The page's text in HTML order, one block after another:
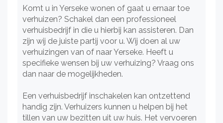
Komt u in Yerseke wonen of gaat u ernaar toe
verhuizen? Schakel dan een professioneel
verhuisbedrijf in die u hierbij kan assisteren. Dan
zijn wij de juiste partij voor u. Wij doen al uw
verhuizingen van of naar Yerseke. Heeft u
specifieke wensen bij uw verhuizing? Vraag ons
dan naar de mogelijkheden.
Een verhuisbedrijf inschakelen kan ontzettend
handig zijn. Verhuizers kunnen u helpen bij het
tillen van uw bezitten uit uw huis. Het vervoeren